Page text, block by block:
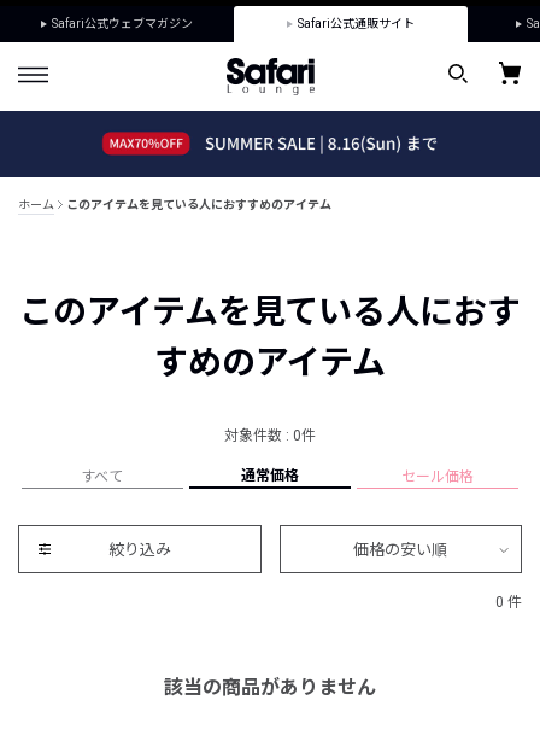
Safari公式ウェブマガジン Safari公式通販サイト
ホーム このアイテムを見ている人におすすめのアイテム
このアイテムを見ている人におす
すめのアイテム
対象件数 : 0件
すべて 通常価格 セール価格
絞り込み 価格の安い順
0 件
該当の商品がありません